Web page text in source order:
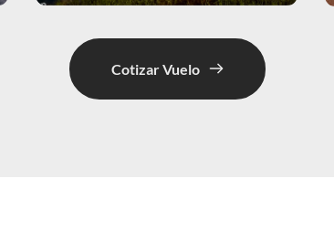
Cotizar Vuelo